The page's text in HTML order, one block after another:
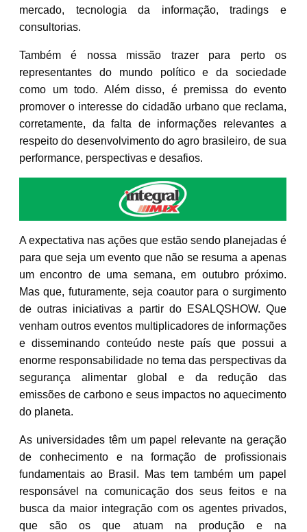
mercado, tecnologia da informação, tradings e
consultorias.
Também é nossa missão trazer para perto os
representantes do mundo político e da sociedade
como um todo. Além disso, é premissa do evento
promover o interesse do cidadão urbano que reclama,
corretamente, da falta de informações relevantes a
respeito do desenvolvimento do agro brasileiro, de sua
performance, perspectivas e desafios.
A expectativa nas ações que estão sendo planejadas é
para que seja um evento que não se resuma a apenas
um encontro de uma semana, em outubro próximo.
Mas que, futuramente, seja coautor para o surgimento
de outras iniciativas a partir do ESALQSHOW. Que
venham outros eventos multiplicadores de informações
e disseminando conteúdo neste país que possui a
enorme responsabilidade no tema das perspectivas da
segurança alimentar global e da redução das
emissões de carbono e seus impactos no aquecimento
do planeta.
As universidades têm um papel relevante na geração
de conhecimento e na formação de profissionais
fundamentais ao Brasil. Mas tem também um papel
responsável na comunicação dos seus feitos e na
busca da maior integração com os agentes privados,
que são os que atuam na produção e na